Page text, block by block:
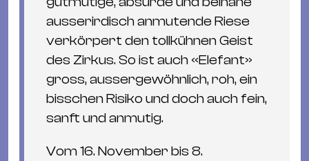
ausserirdisch anmutende Riese
verkörpert den tollkühnen Geist
des Zirkus. So ist auch «Elefant»
gross, aussergewöhnlich, roh, ein
bisschen Risiko und doch auch fein,
sanft und anmutig.
Vom 16. November bis 8.